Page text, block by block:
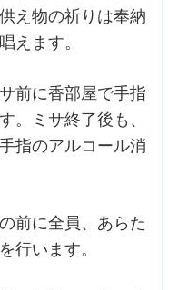
え物の祈りは奉納
えます。
前に香部屋で手指
。ミサ終了後も、
指のアルコール消
前に全員、あらた
行います。